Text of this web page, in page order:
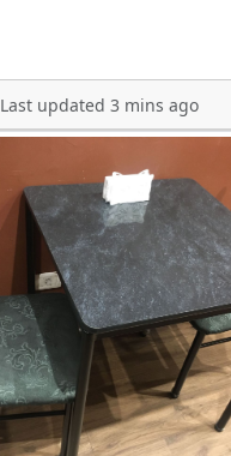
Last updated 3 mins ago